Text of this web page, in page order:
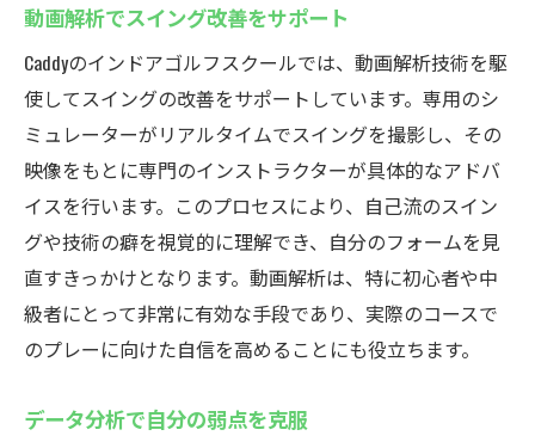
動画解析でスイング改善をサポート
Caddyのインドアゴルフスクールでは、動画解析技術を駆
使してスイングの改善をサポートしています。専用のシ
ミュレーターがリアルタイムでスイングを撮影し、その
映像をもとに専門のインストラクターが具体的なアドバ
イスを行います。このプロセスにより、自己流のスイン
グや技術の癖を視覚的に理解でき、自分のフォームを見
直すきっかけとなります。動画解析は、特に初心者や中
級者にとって非常に有効な手段であり、実際のコースで
のプレーに向けた自信を高めることにも役立ちます。
データ分析で自分の弱点を克服